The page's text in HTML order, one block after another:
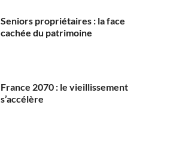
Seniors propriétaires : la face
cachée du patrimoine
France 2070 : le vieillissement
s’accélère